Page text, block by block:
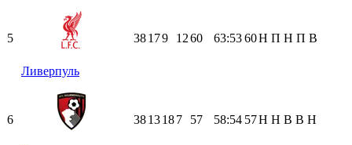
5
Ливерпуль
38179 1260 63:5360Н П Н П В
6 3813187 57 58:54 57Н Н В В Н